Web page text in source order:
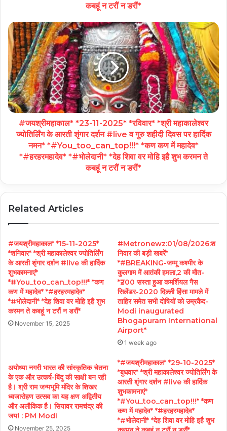
कबहूं न टरौं न डरौं*
#जयश्रीमहाकाल* *23-11-2025* *रविवार* *श्री महाकालेश्वर
ज्योतिर्लिंग के आरती शृंगार दर्शन #live व गुरु शहीदी दिवस पर हार्दिक
नमन* *#You_too_can_top!!!* *कण कण में महादेव*
*#हरहरमहादेव* *#भोलेदानी* *देह शिवा वर मोहि इहै शुभ करमन ते
कबहूं न टरौं न डरौं*
Related Articles
#जयश्रीमहाकाल* *15-11-2025*
*शनिवार* *श्री महाकालेश्वर ज्योतिर्लिंग
के आरती शृंगार दर्शन #live की हार्दिक
शुभकामनाएं*
*#You_too_can_top!!!* *कण
कण में महादेव* *#हरहरमहादेव*
*#भोलेदानी* *देह शिवा वर मोहि इहै शुभ
करमन ते कबहूं न टरौं न डरौं*
November 15, 2025
#Metronewz:01/08/2026:श
निवार की बड़ी खबरें*
*#BREAKING-जम्मू कश्मीर के
कुलगाम में आतंकी हमला,2 की मौत-
*₹200 सस्ता हुआ कमर्शियल गैस
सिलेंडर-2020 दिल्ली हिंसा मामले में
ताहिर समेत सभी दोषियों को उम्रकैद-
Modi inaugurated
Bhogapuram International
Airport*
1 week ago
अयोध्या नगरी भारत की सांस्कृतिक चेतना
के एक और उत्कर्ष-बिंदु की साक्षी बन रही
है। श्री राम जन्मभूमि मंदिर के शिखर
ध्वजारोहण उत्सव का यह क्षण अद्वितीय
और अलौकिक है। सियावर रामचंद्र की
जय! : PM Modi
November 25, 2025
*#जयश्रीमहाकाल* *29-10-2025*
*बुधवार* *श्री महाकालेश्वर ज्योतिर्लिंग के
आरती शृंगार दर्शन #live की हार्दिक
शुभकामनाएं*
*#You_too_can_top!!!* *कण
कण में महादेव* *#हरहरमहादेव*
*#भोलेदानी* *देह शिवा वर मोहि इहै शुभ